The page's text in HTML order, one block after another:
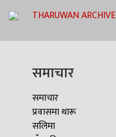
THARUWAN ARCHIVE
समाचार
समाचार
प्रवासमा थारू
सलिमा